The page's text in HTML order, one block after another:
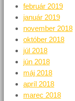
február 2019
január 2019
november 2018
október 2018
júl 2018
jún 2018
máj 2018
apríl 2018
marec 2018